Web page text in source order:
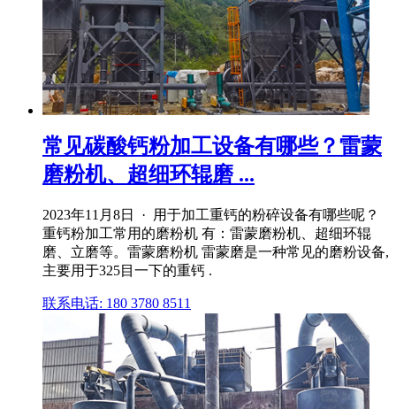
常见碳酸钙粉加工设备有哪些？雷蒙
磨粉机、超细环辊磨 ...
2023年11月8日 · 用于加工重钙的粉碎设备有哪些呢？
重钙粉加工常用的磨粉机 有：雷蒙磨粉机、超细环辊
磨、立磨等。雷蒙磨粉机 雷蒙磨是一种常见的磨粉设备,
主要用于325目一下的重钙 .
联系电话: 180 3780 8511